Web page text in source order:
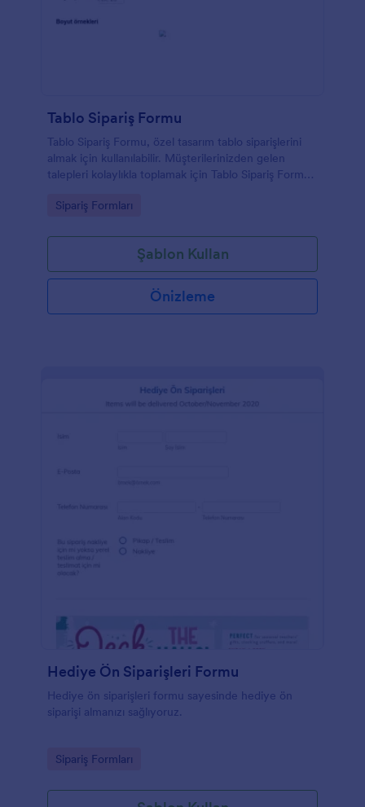
Tablo Sipariş Formu
Tablo Sipariş Formu, özel tasarım tablo siparişlerini
almak için kullanılabilir. Müşterilerinizden gelen
talepleri kolaylıkla toplamak için Tablo Sipariş Formu
markanızla uyumlu hale getirebilirsiniz.
Go to Category:
Sipariş Formları
Şablon Kullan
Önizleme
Hediye Ön Siparişleri Formu
Hediye ön siparişleri formu sayesinde hediye ön
siparişi almanızı sağlıyoruz.
Go to Category:
Sipariş Formları